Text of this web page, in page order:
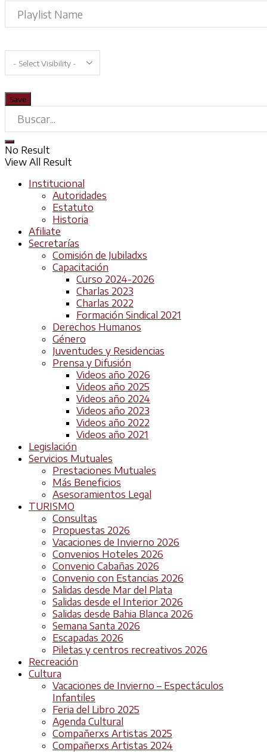
No Result
View All Result
Institucional
Autoridades
Estatuto
Historia
Afiliate
Secretarías
Comisión de Jubiladxs
Capacitación
Curso 2024-2026
Charlas 2023
Charlas 2022
Formación Sindical 2021
Derechos Humanos
Género
Juventudes y Residencias
Prensa y Difusión
Videos año 2026
Videos año 2025
Videos año 2024
Videos año 2023
Videos año 2022
Videos año 2021
Legislación
Servicios Mutuales
Prestaciones Mutuales
Más Beneficios
Asesoramientos Legal
TURISMO
Consultas
Propuestas 2026
Vacaciones de Invierno 2026
Convenios Hoteles 2026
Convenio Cabañas 2026
Convenio con Estancias 2026
Salidas desde Mar del Plata
Salidas desde el Interior 2026
Salidas desde Bahia Blanca 2026
Semana Santa 2026
Escapadas 2026
Piletas y centros recreativos 2026
Recreación
Cultura
Vacaciones de Invierno – Espectáculos
Infantiles
Feria del Libro 2025
Agenda Cultural
Compañerxs Artistas 2025
Compañerxs Artistas 2024